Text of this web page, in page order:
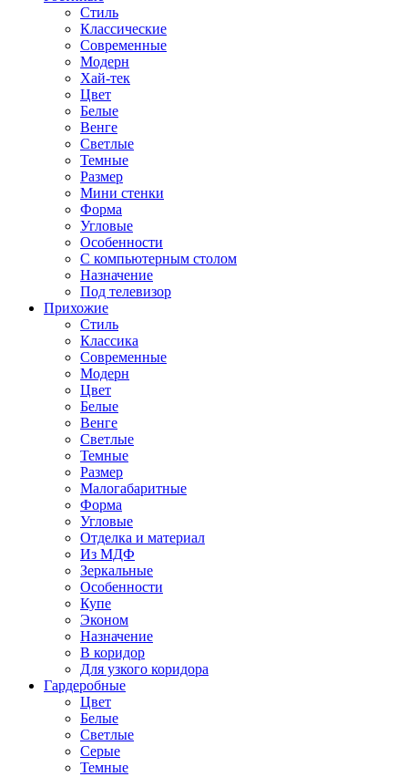
Стиль
Классические
Современные
Модерн
Хай-тек
Цвет
Белые
Венге
Светлые
Темные
Размер
Мини стенки
Форма
Угловые
Особенности
С компьютерным столом
Назначение
Под телевизор
Прихожие
Стиль
Классика
Современные
Модерн
Цвет
Белые
Венге
Светлые
Темные
Размер
Малогабаритные
Форма
Угловые
Отделка и материал
Из МДФ
Зеркальные
Особенности
Купе
Эконом
Назначение
В коридор
Для узкого коридора
Гардеробные
Цвет
Белые
Светлые
Серые
Темные